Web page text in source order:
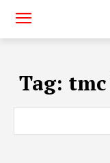
Tag: